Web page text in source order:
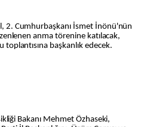
2. Cumhurbaşkanı İsmet İnönü'nün
anma törenine katılacak,
başkanlık edecek.
Bakanı Mehmet Özhaseki,